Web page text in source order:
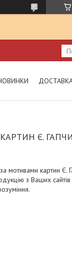
Є.
мотивами картин Є.
з Ваших сайтів